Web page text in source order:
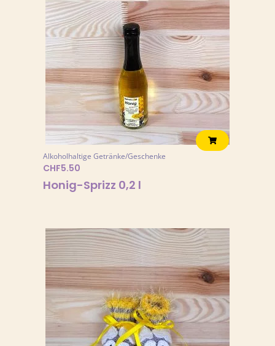
Alkoholhaltige Getränke/Geschenke
CHF5.50
Honig-Sprizz 0,2 l